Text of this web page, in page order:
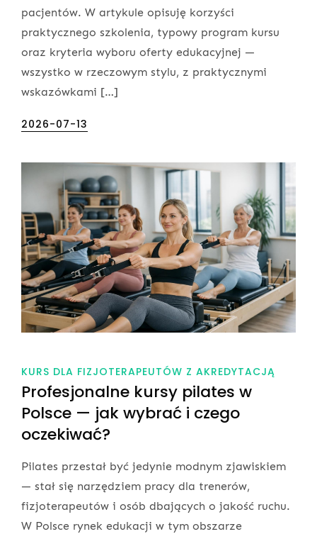
pacjentów. W artykule opisuję korzyści
praktycznego szkolenia, typowy program kursu
oraz kryteria wyboru oferty edukacyjnej —
wszystko w rzeczowym stylu, z praktycznymi
wskazówkami […]
Posted
2026-07-13
KURS DLA FIZJOTERAPEUTÓW Z AKREDYTACJĄ
Profesjonalne kursy pilates w
Polsce — jak wybrać i czego
oczekiwać?
Pilates przestał być jedynie modnym zjawiskiem
— stał się narzędziem pracy dla trenerów,
fizjoterapeutów i osób dbających o jakość ruchu.
W Polsce rynek edukacji w tym obszarze